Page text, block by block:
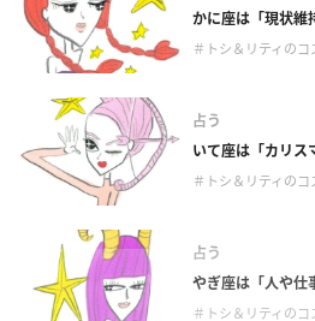
かに座は「現状維
＃トシ＆リティのコ
占う
いて座は「カリス
＃トシ＆リティのコ
占う
やぎ座は「人や仕
＃トシ＆リティのコ